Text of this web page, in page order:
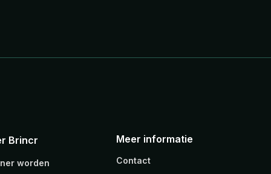
Brincr
worden
Meer informatie
Contact